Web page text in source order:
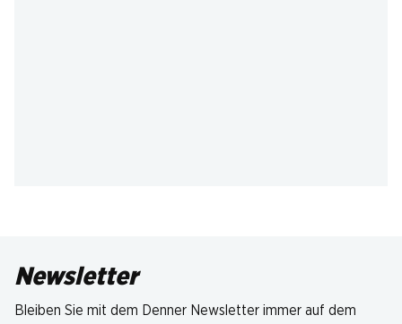
Newsletter
Bleiben Sie mit dem Denner Newsletter immer auf dem